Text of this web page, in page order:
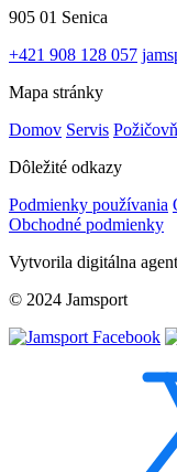
905 01 Senica
+421 908 128 057
Mapa stránky
Domov Servis
Dôležité odkazy
Podmienky používania
Obchodné podmienky
Vytvorila digitálna
© 2024 Jamsport